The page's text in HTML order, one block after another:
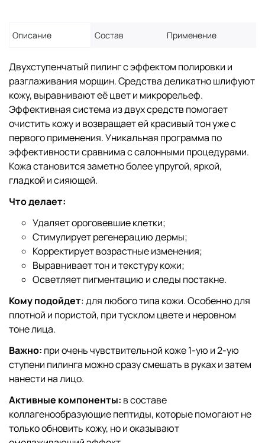
Описание Состав Применение
Двухступенчатый пилинг с эффектом полировки и
разглаживания морщин. Средства деликатно шлифуют
кожу, выравнивают её цвет и микрорельеф.
Эффективная система из двух средств помогает
очистить кожу и возвращает ей красивый тон уже с
первого применения. Уникальная программа по
эффективности сравнима с салонными процедурами.
Кожа становится заметно более упругой, яркой,
гладкой и сияющей.
Что делает:
Удаляет ороговевшие клетки;
Стимулирует регенерацию дермы;
Корректирует возрастные изменения;
Выравнивает тон и текстуру кожи;
Осветляет пигментацию и следы постакне.
Кому подойдет: для любого типа кожи. Особенно для
плотной и пористой, при тусклом цвете и неровном
тоне лица.
Важно: при очень чувствительной коже 1-ую и 2-ую
ступени пилинга можно сразу смешать в руках и затем
нанести на лицо.
Активные компоненты: в составе
коллагенообразующие пептиды, которые помогают не
только обновить кожу, но и оказывают